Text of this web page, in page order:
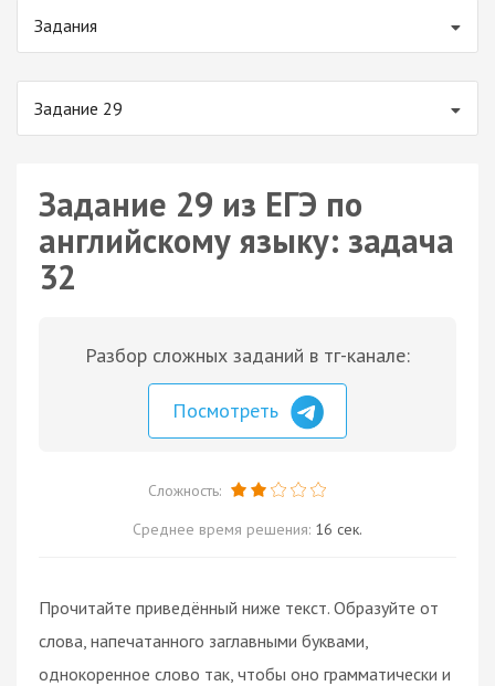
Задания
Задание 29
Задание 29 из ЕГЭ по
английскому языку: задача
32
Разбор сложных заданий в тг-канале:
Посмотреть
Сложность:
Среднее время решения: 16 сек.
Прочитайте приведённый ниже текст. Образуйте от
слова, напечатанного заглавными буквами,
однокоренное слово так, чтобы оно грамматически и